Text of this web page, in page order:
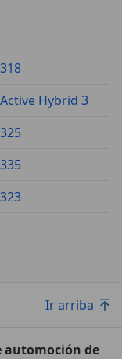
Hybrid 3
Ir arriba
automoción de